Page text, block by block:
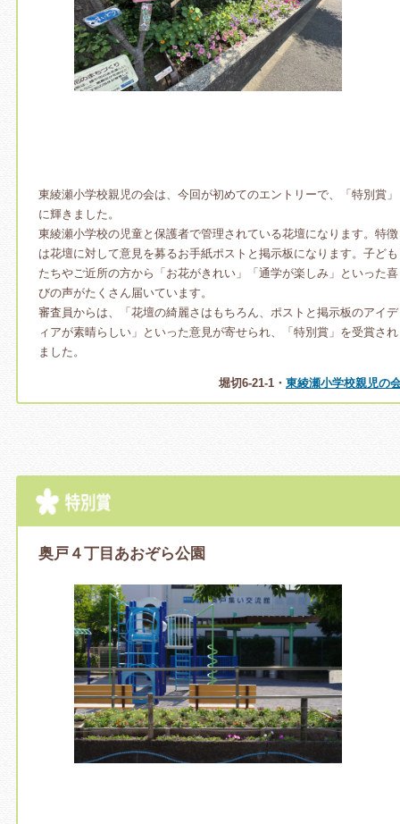
東綾瀬小学校親児の会は、今回が初めてのエントリーで、「特別賞」
に輝きました。
東綾瀬小学校の児童と保護者で管理されている花壇になります。特徴
は花壇に対して意見を募るお手紙ポストと掲示板になります。子ども
たちやご近所の方から「お花がきれい」「通学が楽しみ」といった喜
びの声がたくさん届いています。
審査員からは、「花壇の綺麗さはもちろん、ポストと掲示板のアイデ
ィアが素晴らしい」といった意見が寄せられ、「特別賞」を受賞され
ました。
堀切6-21-1・ 東綾瀬小学校親児の
奥戸４丁目あおぞら公園